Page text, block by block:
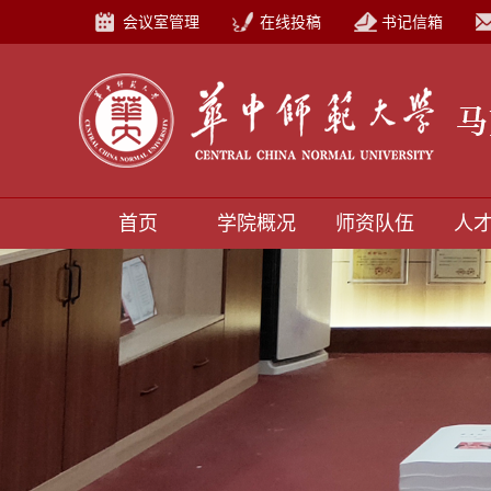
会议室管理 在线投稿 书记信箱
首页 学院概况 师资队伍 人